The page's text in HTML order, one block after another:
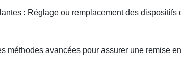
: Réglage ou remplacement des dispositifs
méthodes avancées pour assurer une remise